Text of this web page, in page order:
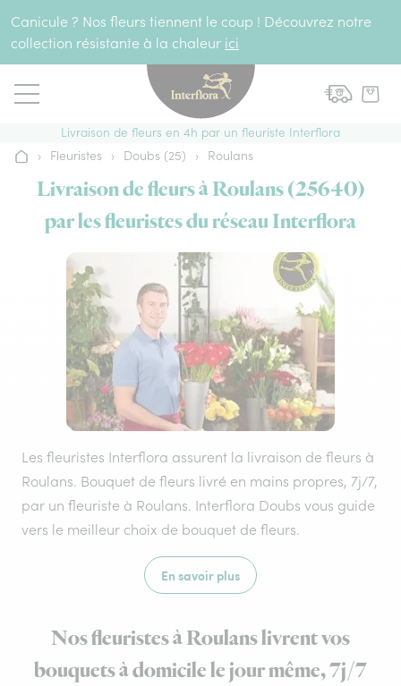
Canicule ? Nos fleurs tiennent le coup ! Découvrez notre
collection résistante à la chaleur ici
Livraison de fleurs en 4h par un fleuriste Interflora
Accueil
› Fleuristes › Doubs (25) › Roulans
Livraison de fleurs à Roulans (25640)
par les fleuristes du réseau Interflora
Les fleuristes Interflora assurent la livraison de fleurs à
Roulans. Bouquet de fleurs livré en mains propres, 7j/7,
par un fleuriste à Roulans. Interflora Doubs vous guide
vers le meilleur choix de bouquet de fleurs.
En savoir plus
Nos fleuristes à Roulans livrent vos
bouquets à domicile le jour même, 7j/7